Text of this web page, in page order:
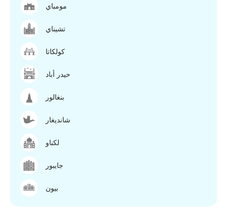
مومباي
تشيناي
كولكاتا
حيدر أباد
بنغالور
شانديغار
لكناو
جايبور
بيون